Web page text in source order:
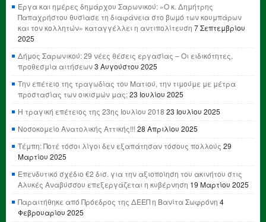
Έργα και ημέρες δημάρχου Σαρωνικού: «Ο κ. Δημήτρης
Παπαχρήστου θυσίασε τη διαφάνεια στο βωμό των κουμπάρων
και τον κολλητών» καταγγέλλει η αντιπολίτευση 7 Σεπτεμβρίου
2025
Δήμος Σαρωνικού: 29 νέες θέσεις εργασίας – Οι ειδικότητες,
προθεσμία αιτήσεων3 Αυγούστου 2025
Την επέτειο της τραγωδίας του Ματιού, την τιμούμε με μέτρα
προστασίας των οικισμών μας;23 Ιουλίου 2025
Η τραγική επέτειος της 23ης Ιουλίου 2018 23 Ιουλίου 2025
Νοσοκομείο Ανατολικής Αττικής!!! 28 Απριλίου 2025
Τέμπη: Ποτέ τόσοι λίγοι δεν εξαπάτησαν τόσους πολλούς 29
Μαρτίου 2025
Επενδυτικό σχέδιο €2 δισ. για την αξιοποίηση του ακινήτου στις
Αλυκές Αναβύσσου επεξεργάζεται η κυβέρνηση 19 Μαρτίου 2025
Παραιτήθηκε από Πρόεδρος της ΔΕΕΠ η Βανίτα Σωφρόνη 4
Φεβρουαρίου 2025